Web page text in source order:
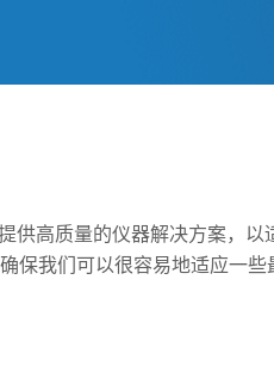
供高质量的仪器解决方案，以
保我们可以很容易地适应一